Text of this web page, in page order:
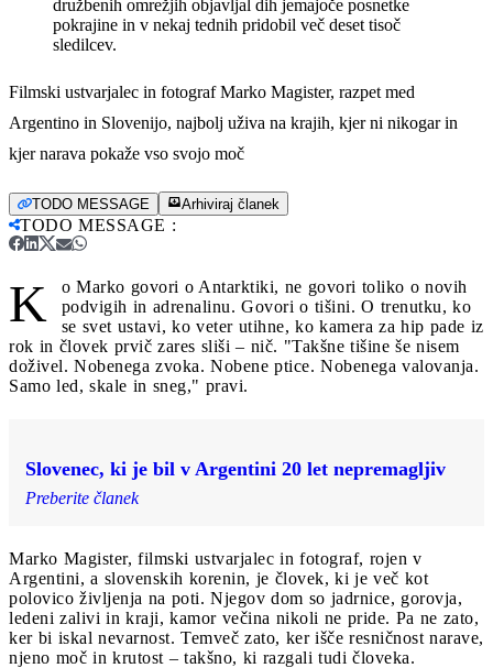
družbenih omrežjih objavljal dih jemajoče posnetke
pokrajine in v nekaj tednih pridobil več deset tisoč
sledilcev.
Filmski ustvarjalec in fotograf Marko Magister, razpet med
Argentino in Slovenijo, najbolj uživa na krajih, kjer ni nikogar in
kjer narava pokaže vso svojo moč
TODO MESSAGE Arhiviraj članek
TODO MESSAGE :
K
o Marko govori o Antarktiki, ne govori toliko o novih
podvigih in adrenalinu. Govori o tišini. O trenutku, ko
se svet ustavi, ko veter utihne, ko kamera za hip pade iz
rok in človek prvič zares sliši – nič. "Takšne tišine še nisem
doživel. Nobenega zvoka. Nobene ptice. Nobenega valovanja.
Samo led, skale in sneg," pravi.
Slovenec, ki je bil v Argentini 20 let nepremagljiv
Preberite članek
Marko Magister, filmski ustvarjalec in fotograf, rojen v
Argentini, a slovenskih korenin, je človek, ki je več kot
polovico življenja na poti. Njegov dom so jadrnice, gorovja,
ledeni zalivi in kraji, kamor večina nikoli ne pride. Pa ne zato,
ker bi iskal nevarnost. Temveč zato, ker išče resničnost narave,
njeno moč in krutost – takšno, ki razgali tudi človeka.